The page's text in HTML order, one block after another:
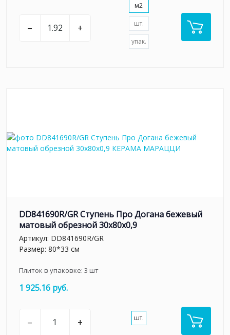
– +
м2
шт.
упак.
DD841690R/GR Ступень Про Догана бежевый
матовый обрезной 30x80x0,9
Артикул: DD841690R/GR
Размер: 80*33 см
Плиток в упаковке: 3 шт
1 925.16 руб.
– + шт.